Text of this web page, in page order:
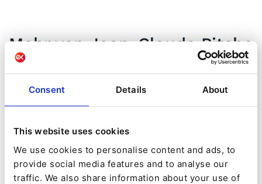
Consent Details About
This website uses cookies
We use cookies to personalise content and ads, to
provide social media features and to analyse our
traffic. We also share information about your use of
Mehr vonJean-Claude Pitcho